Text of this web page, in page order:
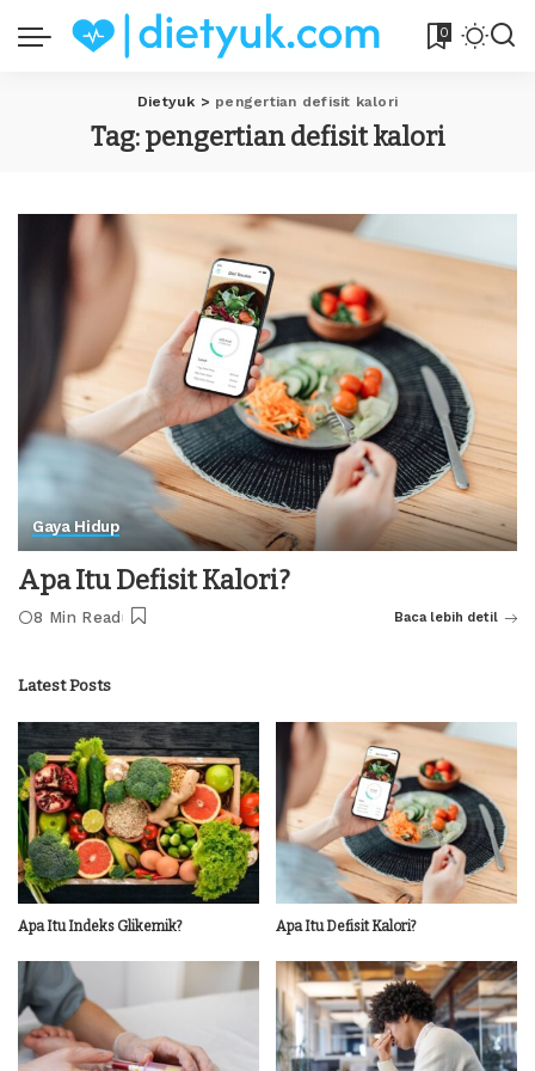
0
Dietyuk > pengertian defisit kalori
Tag:pengertian defisit kalori
Gaya Hidup
Apa Itu Defisit Kalori?
8 Min Read Baca lebih detil
Latest Posts
Apa Itu Indeks Glikemik? Apa Itu Defisit Kalori?